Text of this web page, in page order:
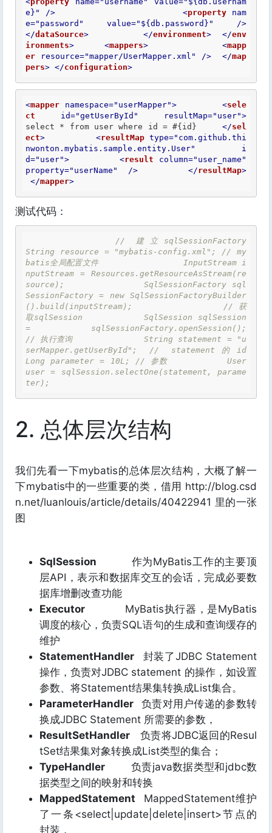
e}"
/> <property
nam
e="password" value="${db.password}"
/>
</dataSource> </environment> </env
ironments> <mappers> <mapp
er
resource="mapper/UserMapper.xml" /> </map
pers> </configuration>
<mapper namespace="userMapper"> <sele
ct
id="getUserById" resultMap="user">
select * from user where id = #{id} </sel
ect> <resultMap type="com.github.thi
nwonton.mybatis.sample.entity.User"
i
d="user"> <result column="user_name"
property="userName" /> </resultMap>
</mapper>
测试代码：
// 建立sqlSessionFactory
String resource = "mybatis-config.xml"; // my
batis全局配置文件 		InputStream i
nputStream = Resources.getResourceAsStream(re
source); 		SqlSessionFactory sql
SessionFactory = new SqlSessionFactoryBuilder
().build(inputStream);  		// 获
取sqlSession 		SqlSession sqlSession
= sqlSessionFactory.openSession();
// 执行查询 		String statement = "u
serMapper.getUserById"; // statement的id
Long parameter = 10L; // 参数 		User
user = sqlSession.selectOne(statement, parame
ter);
2. 总体层次结构
我们先看一下mybatis的总体层次结构，大概了解一
下mybatis中的一些重要的类，借用 http://blog.csd
n.net/luanlouis/article/details/40422941 里的一张
图
SqlSession 作为MyBatis工作的主要顶
层API，表示和数据库交互的会话，完成必要数
据库增删改查功能
Executor MyBatis执行器，是MyBatis
调度的核心，负责SQL语句的生成和查询缓存的
维护
StatementHandler 封装了JDBC Statement
操作，负责对JDBC statement 的操作，如设置
参数、将Statement结果集转换成List集合。
ParameterHandler 负责对用户传递的参数转
换成JDBC Statement 所需要的参数，
ResultSetHandler负责将JDBC返回的Resul
tSet结果集对象转换成List类型的集合；
TypeHandler负责java数据类型和jdbc数
据类型之间的映射和转换
MappedStatement MappedStatement维护
了一条<select|update|delete|insert>节点的
封装，